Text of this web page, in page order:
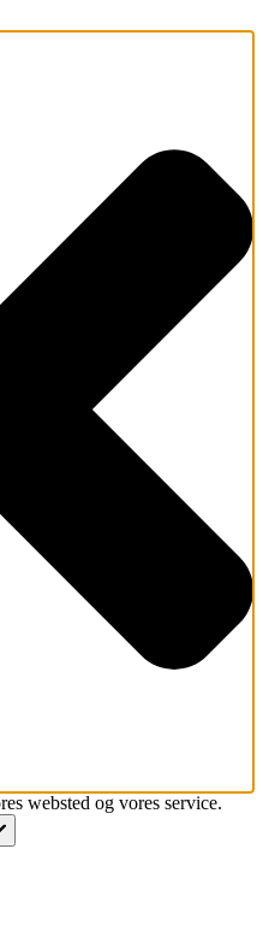
websted og vores service.